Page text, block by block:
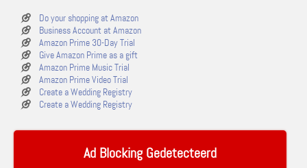
Do your shopping at Amazon
Business Account at Amazon
Amazon Prime 30-Day Trial
Give Amazon Prime as a gift
Amazon Prime Music Trial
Amazon Prime Video Trial
Create a Wedding Registry
Create a Wedding Registry
Ad Blocking Gedetecteerd